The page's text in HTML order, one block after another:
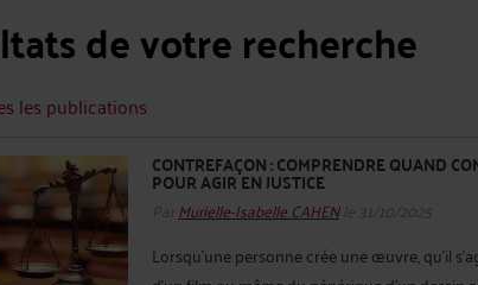
de votre recherche
les publications
CONTREFAÇON : COMPRENDRE QUAND
POUR AGIR EN JUSTICE
Par Murielle-Isabelle CAHENle 31/10/2025
Lorsqu’une personne crée une œuvre, qu’il